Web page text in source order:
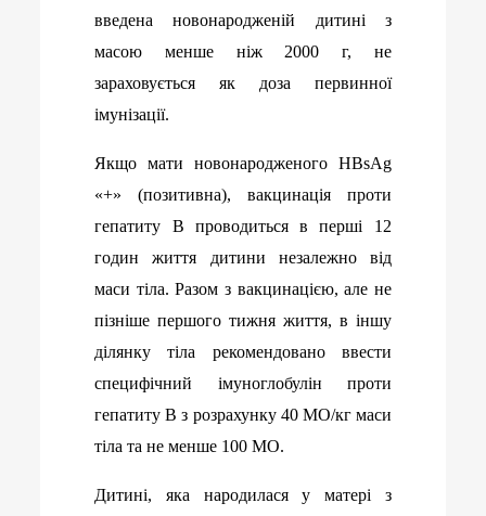
введена новонародженій дитині з
масою менше ніж 2000 г, не
зараховується як доза первинної
імунізації.
Якщо мати новонародженого HBsAg
«+» (позитивна), вакцинація проти
гепатиту В проводиться в перші 12
годин життя дитини незалежно від
маси тіла. Разом з вакцинацією, але не
пізніше першого тижня життя, в іншу
ділянку тіла рекомендовано ввести
специфічний імуноглобулін проти
гепатиту В з розрахунку 40 МО/кг маси
тіла та не менше 100 МО.
Дитині, яка народилася у матері з